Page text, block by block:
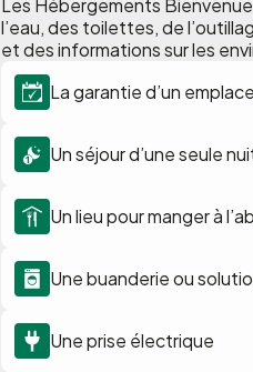
Les Hébergements
l’eau, des toilettes, de
et des informations sur les
La garantie d’un
Un séjour d’une seule
Un lieu pour manger à
Une buanderie ou
Une prise électrique